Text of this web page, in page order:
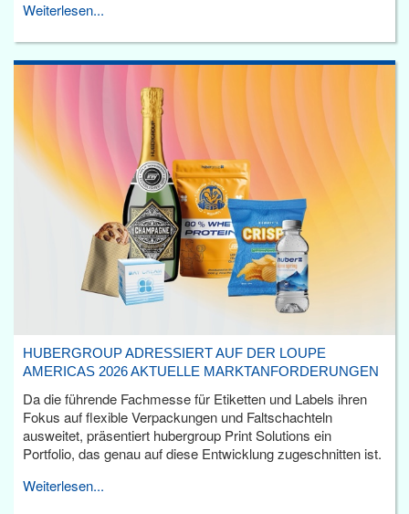
Weiterlesen...
HUBERGROUP ADRESSIERT AUF DER LOUPE
AMERICAS 2026 AKTUELLE MARKTANFORDERUNGEN
Da die führende Fachmesse für Etiketten und Labels ihren
Fokus auf flexible Verpackungen und Faltschachteln
ausweitet, präsentiert hubergroup Print Solutions ein
Portfolio, das genau auf diese Entwicklung zugeschnitten ist.
Weiterlesen...